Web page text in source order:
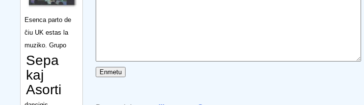
Esenca parto de
ĉiu UK estas la
muziko. Grupo
Sepa
kaj
Asorti